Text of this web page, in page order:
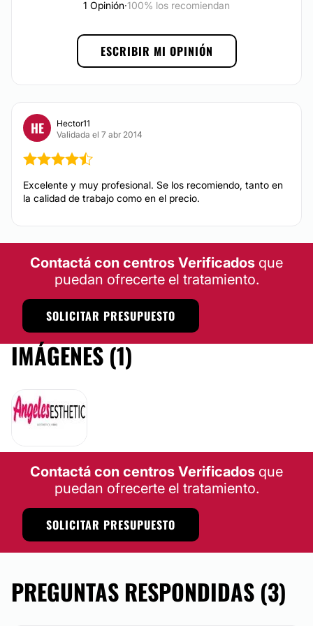
Financiación o facilidades de pago:
1 Opinión·100% los recomiendan
ESCRIBIR MI OPINIÓN
HE
Hector11
Validada el 7 abr 2014
Excelente y muy profesional. Se los recomiendo, tanto en
la calidad de trabajo como en el precio.
Contactá con centros Verificados que
puedan ofrecerte el tratamiento.
SOLICITAR PRESUPUESTO
IMÁGENES (1)
Contactá con centros Verificados que
puedan ofrecerte el tratamiento.
SOLICITAR PRESUPUESTO
PREGUNTAS RESPONDIDAS (3)